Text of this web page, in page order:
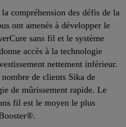
compréhension des défis de la
ont amenés à développer le
sans fil et le système
accès à la technologie
nettement inférieur.
de clients Sika de
de mûrissement rapide. Le
fil est le moyen le plus